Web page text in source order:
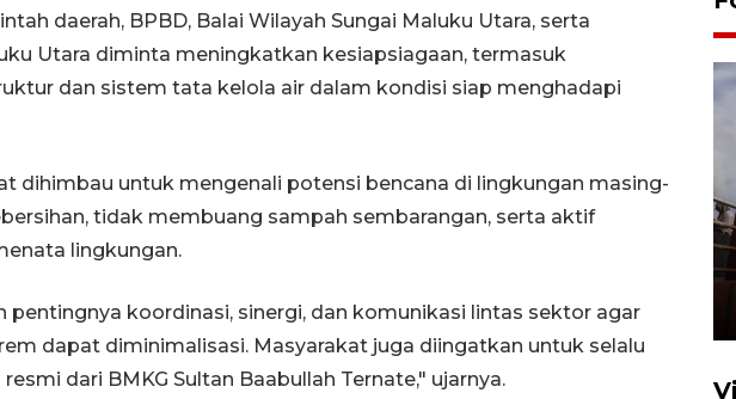
daerah, BPBD, Balai Wilayah Sungai Maluku Utara, serta
Utara diminta meningkatkan kesiapsiagaan, termasuk
dan sistem tata kelola air dalam kondisi siap menghadapi
dihimbau untuk mengenali potensi bencana di lingkungan masing-
tidak membuang sampah sembarangan, serta aktif
lingkungan.
pentingnya koordinasi, sinergi, dan komunikasi lintas sektor agar
dapat diminimalisasi. Masyarakat juga diingatkan untuk selalu
dari BMKG Sultan Baabullah Ternate," ujarnya.
5 Mei 2026 05:32